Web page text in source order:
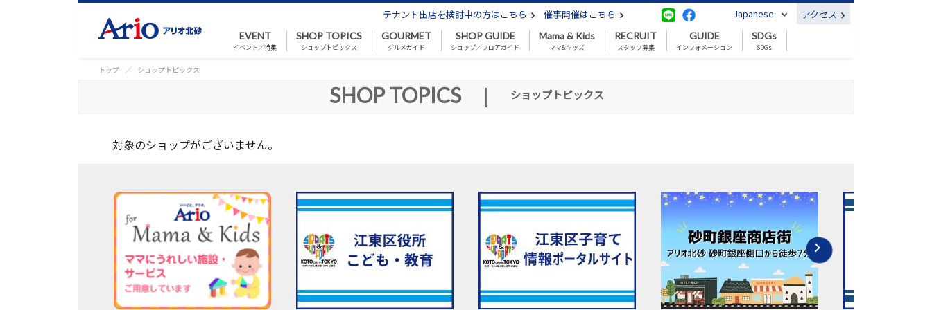
テナント出店を検討中の方はこちら 催事開催はこちら Japanese アクセス
EVENT
イベント／特集
SHOP TOPICS
ショップトピックス
GOURMET
グルメガイド
SHOP GUIDE
ショップ／フロアガイド
Mama & Kids
ママ&キッズ
RECRUIT
スタッフ募集
GUIDE
インフォメーション
SDGs
SDGs
トップ ショップトピックス
SHOP TOPICS | ショップトピックス
対象のショップがございません。